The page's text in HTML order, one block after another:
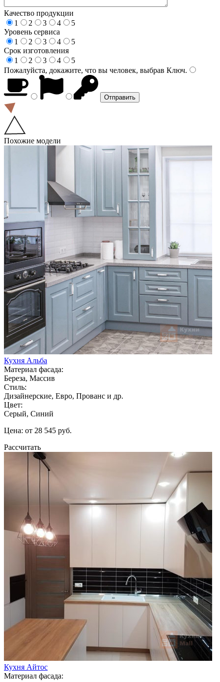
Качество продукции
1
2 3 4
5
Уровень сервиса
1
2 3 4
5
Срок изготовления
1
2 3 4
5
Пожалуйста, докажите, что вы человек, выбрав Ключ.
Похожие модели
Кухня Альба
Материал фасада:
Береза, Массив
Стиль:
Дизайнерские, Евро, Прованс и др.
Цвет:
Серый, Синий
Цена: от 28 545 руб.
Рассчитать
Кухня Айтос
Материал фасада: